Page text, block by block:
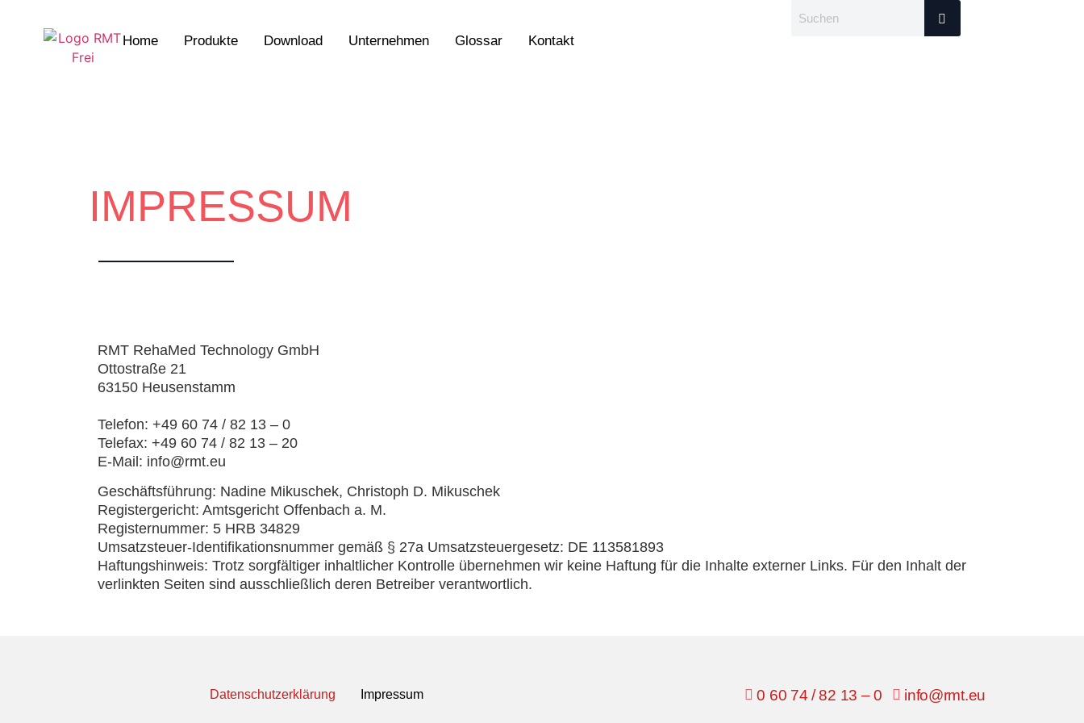
Home Produkte Download Unternehmen Glossar Kontakt
IMPRESSUM
RMT RehaMed Technology GmbH
Ottostraße 21
63150 Heusenstamm
Telefon: +49 60 74 / 82 13 – 0
Telefax: +49 60 74 / 82 13 – 20
E-Mail: info@rmt.eu
Geschäftsführung: Nadine Mikuschek, Christoph D. Mikuschek
Registergericht: Amtsgericht Offenbach a. M.
Registernummer: 5 HRB 34829
Umsatzsteuer-Identifikationsnummer gemäß § 27a Umsatzsteuergesetz: DE 113581893
Haftungshinweis: Trotz sorgfältiger inhaltlicher Kontrolle übernehmen wir keine Haftung für die Inhalte externer Links. Für den Inhalt der
verlinkten Seiten sind ausschließlich deren Betreiber verantwortlich.
Datenschutzerklärung Impressum 0 60 74 / 82 13 – 0 info@rmt.eu